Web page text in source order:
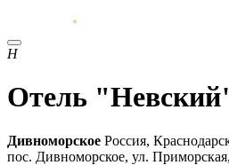
Н
Отель
Дивноморское Россия,
пос. Дивноморское, ул.